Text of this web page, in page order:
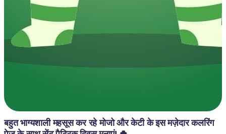
बहुत भाग्यशाली महसूस कर रहे मोजो और केटी के इस मज़ेदार कलरिंग